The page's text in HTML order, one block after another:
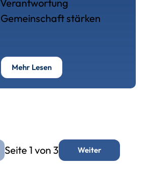
stärken
Mehr LesenÜber Die
Seite 1 von 3 Weiter